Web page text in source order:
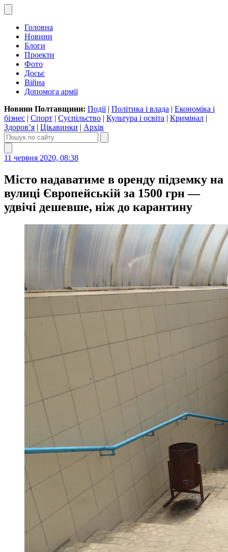
Головна
Новини
Блоги
Проекти
Фото
Досьє
Війна
Допомога армії
Новини Полтавщини: Події| Політика і влада | Економіка і
бізнес | Спорт | Суспільство | Культура і освіта | Кримінал |
Здоров’я | Цікавинки | Архів
11 червня 2020, 08:38
Місто надаватиме в оренду підземку на
вулиці Європейській за 1500 грн —
удвічі дешевше, ніж до карантину